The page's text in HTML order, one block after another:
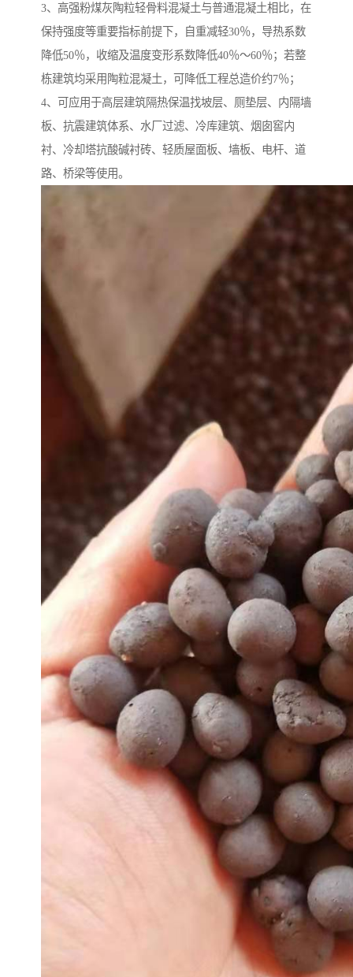
3、高强粉煤灰陶粒轻骨料混凝土与普通混凝土相比，在
保持强度等重要指标前提下，自重减轻30％，导热系数
降低50％，收缩及温度变形系数降低40％～60％；若整
栋建筑均采用陶粒混凝土，可降低工程总造价约7％；
4、可应用于高层建筑隔热保温找坡层、厕垫层、内隔墙
板、抗震建筑体系、水厂过滤、冷库建筑、烟囱窖内
衬、冷却塔抗酸碱衬砖、轻质屋面板、墙板、电杆、道
路、桥梁等使用。